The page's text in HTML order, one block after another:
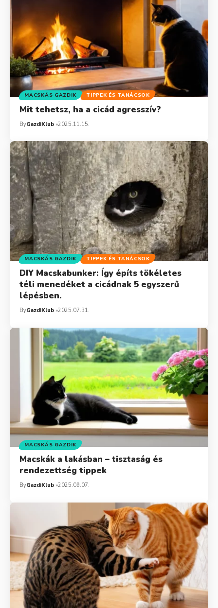
MACSKÁS GAZDIK TIPPEK ÉS TANÁCSOK
Mit tehetsz, ha a cicád agresszív?
ByGazdiKlub 2025.11.15.
MACSKÁS GAZDIK TIPPEK ÉS TANÁCSOK
DIY Macskabunker: Így építs tökéletes
téli menedéket a cicádnak 5 egyszerű
lépésben.
ByGazdiKlub 2025.07.31.
MACSKÁS GAZDIK
Macskák a lakásban – tisztaság és
rendezettség tippek
ByGazdiKlub 2025.09.07.